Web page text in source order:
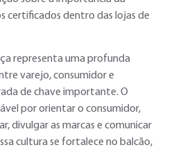
certificados dentro das lojas de
representa uma profunda
varejo, consumidor e
de chave importante. O
por orientar o consumidor,
divulgar as marcas e comunicar
cultura se fortalece no balcão,